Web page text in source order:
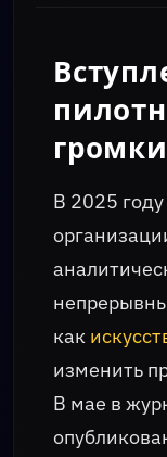
В 2025
как
изменить
В мае в